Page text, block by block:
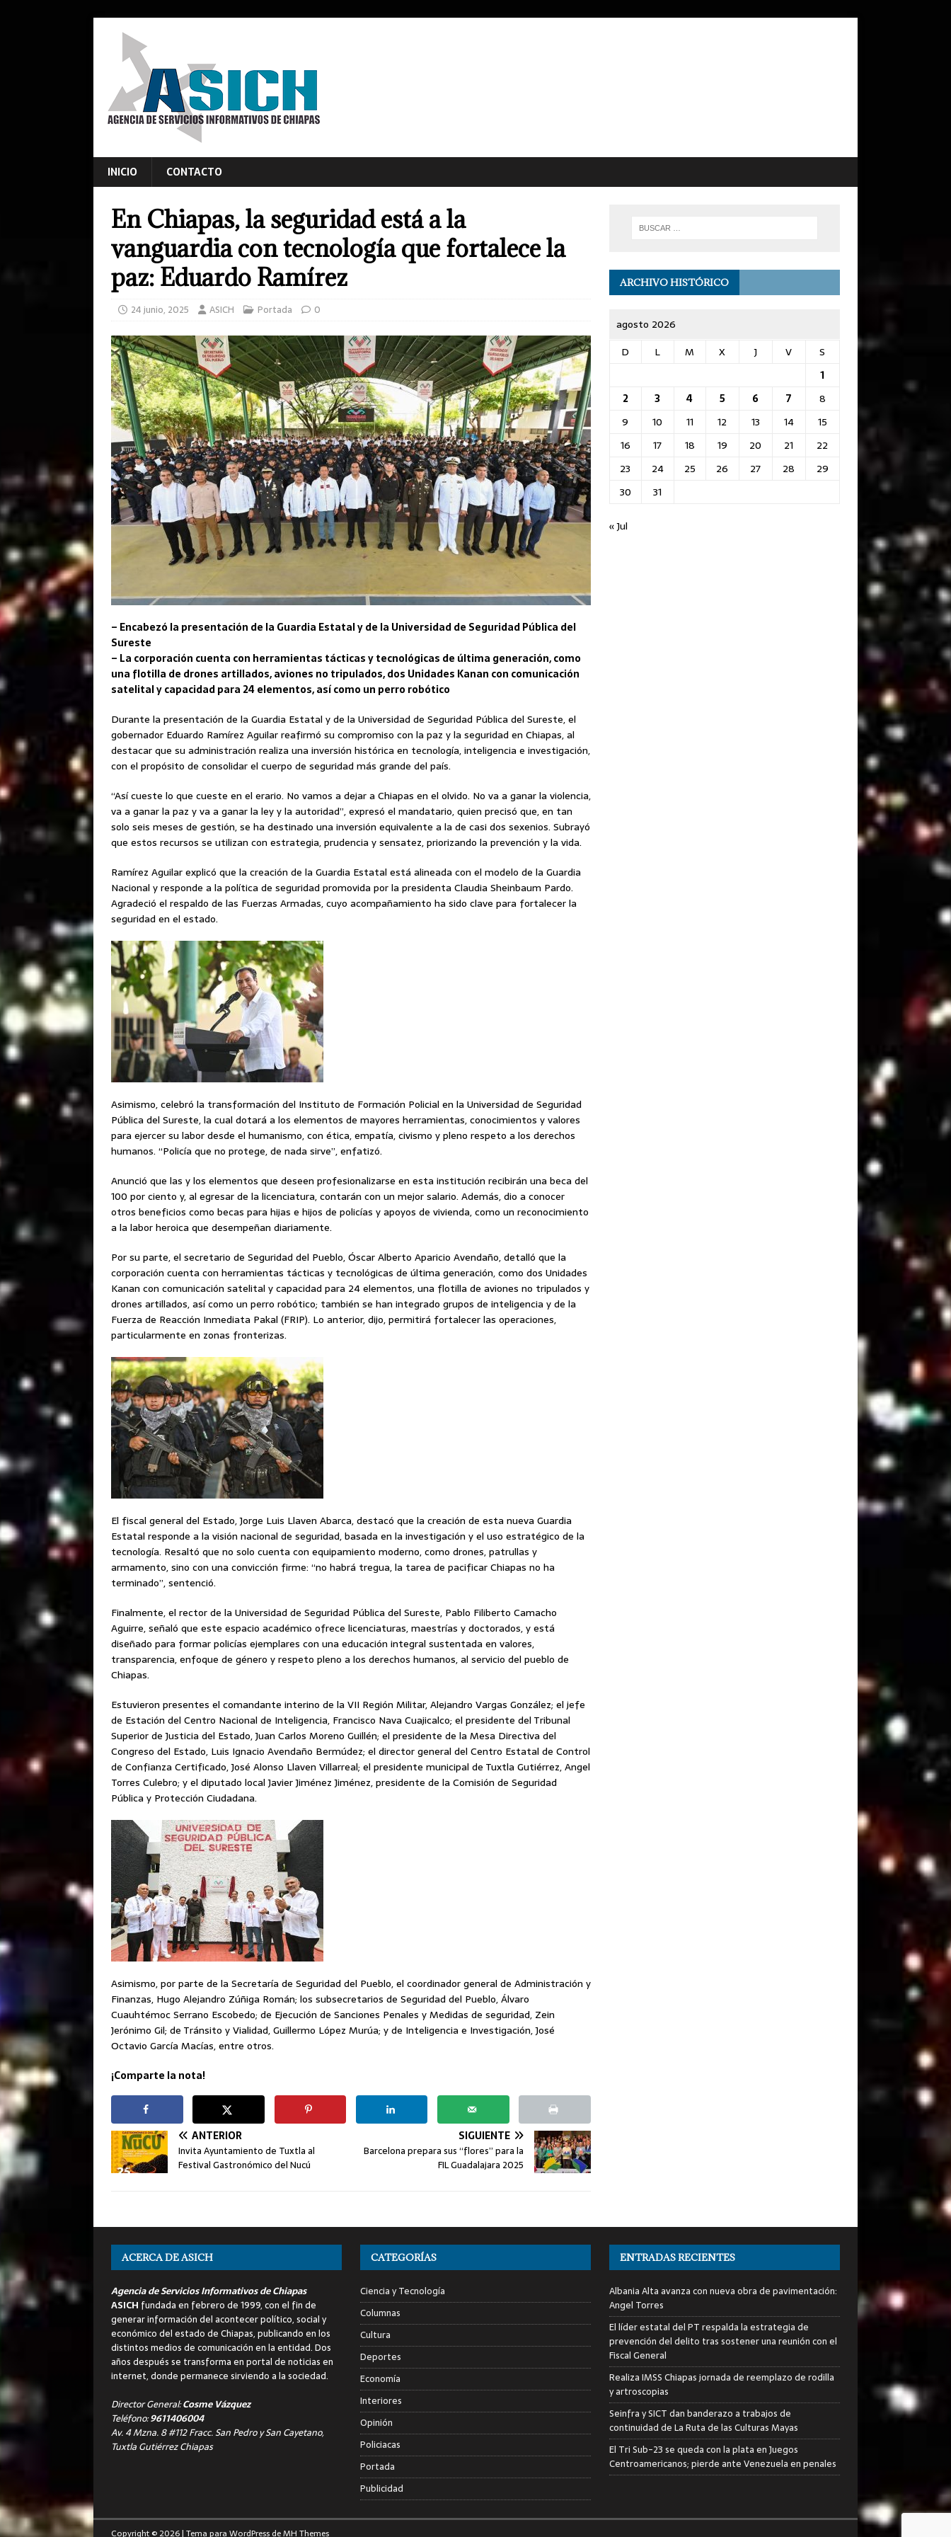
INICIO CONTACTO
En Chiapas, la seguridad está a la
vanguardia con tecnología que fortalece la
paz: Eduardo Ramírez
24 junio, 2025 ASICH Portada 0
– Encabezó la presentación de la Guardia Estatal y de la Universidad de Seguridad Pública del
Sureste
– La corporación cuenta con herramientas tácticas y tecnológicas de última generación, como
una flotilla de drones artillados, aviones no tripulados, dos Unidades Kanan con comunicación
satelital y capacidad para 24 elementos, así como un perro robótico
Durante la presentación de la Guardia Estatal y de la Universidad de Seguridad Pública del Sureste, el
gobernador Eduardo Ramírez Aguilar reafirmó su compromiso con la paz y la seguridad en Chiapas, al
destacar que su administración realiza una inversión histórica en tecnología, inteligencia e investigación,
con el propósito de consolidar el cuerpo de seguridad más grande del país.
“Así cueste lo que cueste en el erario. No vamos a dejar a Chiapas en el olvido. No va a ganar la violencia,
va a ganar la paz y va a ganar la ley y la autoridad”, expresó el mandatario, quien precisó que, en tan
solo seis meses de gestión, se ha destinado una inversión equivalente a la de casi dos sexenios. Subrayó
que estos recursos se utilizan con estrategia, prudencia y sensatez, priorizando la prevención y la vida.
Ramírez Aguilar explicó que la creación de la Guardia Estatal está alineada con el modelo de la Guardia
Nacional y responde a la política de seguridad promovida por la presidenta Claudia Sheinbaum Pardo.
Agradeció el respaldo de las Fuerzas Armadas, cuyo acompañamiento ha sido clave para fortalecer la
seguridad en el estado.
Asimismo, celebró la transformación del Instituto de Formación Policial en la Universidad de Seguridad
Pública del Sureste, la cual dotará a los elementos de mayores herramientas, conocimientos y valores
para ejercer su labor desde el humanismo, con ética, empatía, civismo y pleno respeto a los derechos
humanos. “Policía que no protege, de nada sirve”, enfatizó.
Anunció que las y los elementos que deseen profesionalizarse en esta institución recibirán una beca del
100 por ciento y, al egresar de la licenciatura, contarán con un mejor salario. Además, dio a conocer
otros beneficios como becas para hijas e hijos de policías y apoyos de vivienda, como un reconocimiento
a la labor heroica que desempeñan diariamente.
Por su parte, el secretario de Seguridad del Pueblo, Óscar Alberto Aparicio Avendaño, detalló que la
corporación cuenta con herramientas tácticas y tecnológicas de última generación, como dos Unidades
Kanan con comunicación satelital y capacidad para 24 elementos, una flotilla de aviones no tripulados y
drones artillados, así como un perro robótico; también se han integrado grupos de inteligencia y de la
Fuerza de Reacción Inmediata Pakal (FRIP). Lo anterior, dijo, permitirá fortalecer las operaciones,
particularmente en zonas fronterizas.
El fiscal general del Estado, Jorge Luis Llaven Abarca, destacó que la creación de esta nueva Guardia
Estatal responde a la visión nacional de seguridad, basada en la investigación y el uso estratégico de la
tecnología. Resaltó que no solo cuenta con equipamiento moderno, como drones, patrullas y
armamento, sino con una convicción firme: “no habrá tregua, la tarea de pacificar Chiapas no ha
terminado”, sentenció.
Finalmente, el rector de la Universidad de Seguridad Pública del Sureste, Pablo Filiberto Camacho
Aguirre, señaló que este espacio académico ofrece licenciaturas, maestrías y doctorados, y está
diseñado para formar policías ejemplares con una educación integral sustentada en valores,
transparencia, enfoque de género y respeto pleno a los derechos humanos, al servicio del pueblo de
Chiapas.
Estuvieron presentes el comandante interino de la VII Región Militar, Alejandro Vargas González; el jefe
de Estación del Centro Nacional de Inteligencia, Francisco Nava Cuajicalco; el presidente del Tribunal
Superior de Justicia del Estado, Juan Carlos Moreno Guillén; el presidente de la Mesa Directiva del
Congreso del Estado, Luis Ignacio Avendaño Bermúdez; el director general del Centro Estatal de Control
de Confianza Certificado, José Alonso Llaven Villarreal; el presidente municipal de Tuxtla Gutiérrez, Angel
Torres Culebro; y el diputado local Javier Jiménez Jiménez, presidente de la Comisión de Seguridad
Pública y Protección Ciudadana.
Asimismo, por parte de la Secretaría de Seguridad del Pueblo, el coordinador general de Administración y
Finanzas, Hugo Alejandro Zúñiga Román; los subsecretarios de Seguridad del Pueblo, Álvaro
Cuauhtémoc Serrano Escobedo; de Ejecución de Sanciones Penales y Medidas de seguridad, Zein
Jerónimo Gil; de Tránsito y Vialidad, Guillermo López Murúa; y de Inteligencia e Investigación, José
Octavio García Macías, entre otros.
¡Comparte la nota!
ANTERIOR
Invita Ayuntamiento de Tuxtla al
Festival Gastronómico del Nucú
SIGUIENTE
Barcelona prepara sus “flores” para la
FIL Guadalajara 2025
ARCHIVO HISTÓRICO
agosto 2026
D
L M X J V
S
1
2
3 4 5 6 7
8
9
10 11 12 13 14
15
16
17 18 19 20 21
22
23
24 25 26 27 28
29
30
31
« Jul
ACERCA DE ASICH
Agencia de Servicios Informativos de Chiapas
ASICH fundada en febrero de 1999, con el fin de
generar información del acontecer político, social y
económico del estado de Chiapas, publicando en los
distintos medios de comunicación en la entidad. Dos
años después se transforma en portal de noticias en
internet, donde permanece sirviendo a la sociedad.
Director General:Cosme Vázquez
Teléfono:9611406004
Av. 4 Mzna. 8 #112 Fracc. San Pedro y San Cayetano,
Tuxtla Gutiérrez Chiapas
CATEGORÍAS
Ciencia y Tecnología
Columnas
Cultura
Deportes
Economía
Interiores
Opinión
Policiacas
Portada
Publicidad
ENTRADAS RECIENTES
Albania Alta avanza con nueva obra de pavimentación:
Angel Torres
El líder estatal del PT respalda la estrategia de
prevención del delito tras sostener una reunión con el
Fiscal General
Realiza IMSS Chiapas jornada de reemplazo de rodilla
y artroscopias
Seinfra y SICT dan banderazo a trabajos de
continuidad de La Ruta de las Culturas Mayas
El Tri Sub-23 se queda con la plata en Juegos
Centroamericanos; pierde ante Venezuela en penales
Copyright © 2026 | Tema para WordPress deMH Themes